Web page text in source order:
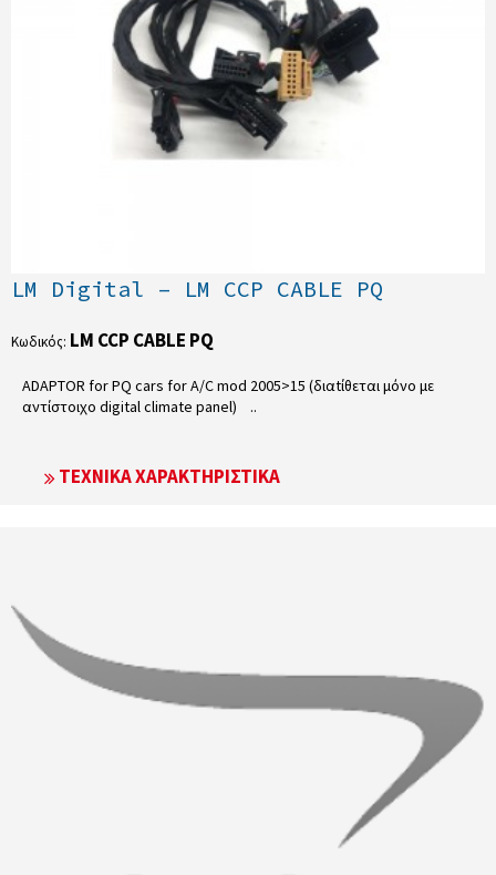
LM Digital – LM CCP CABLE PQ
Κωδικός: LM CCP CABLE PQ
ADAPTOR for PQ cars for A/C mod 2005>15 (διαtίθεται μόνο με
αντίστοιχο digital climate panel) ..
ΤΕΧΝΙΚΆ ΧΑΡΑΚΤΗΡΙΣΤΙΚΆ